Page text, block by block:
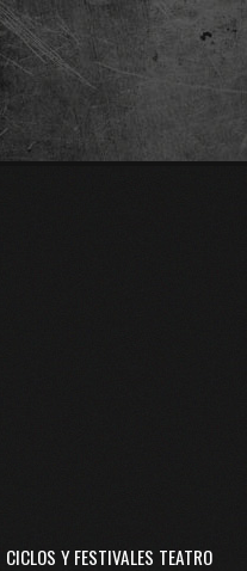
CICLOS Y FESTIVALES TEATRO